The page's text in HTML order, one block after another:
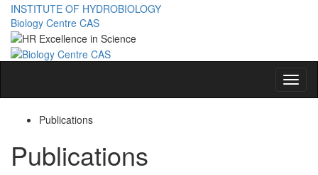
INSTITUTE OF HYDROBIOLOGY
Biology Centre CAS
Publications
Publications